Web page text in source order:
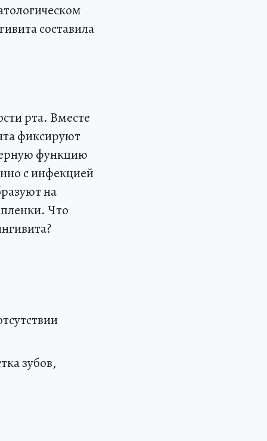
составила
рта. Вместе
фиксируют
функцию
с инфекцией
на
Что
зубов,